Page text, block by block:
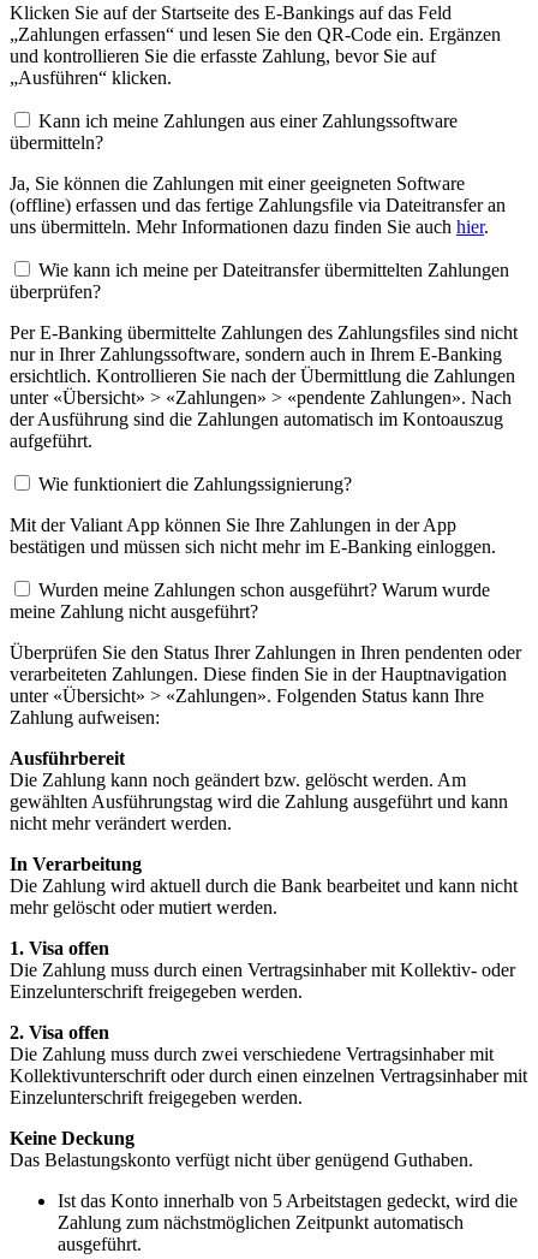
Klicken Sie auf der Startseite des E-Bankings auf das Feld
„Zahlungen erfassen“ und lesen Sie den QR-Code ein. Ergänzen
und kontrollieren Sie die erfasste Zahlung, bevor Sie auf
„Ausführen“ klicken.
Kann ich meine Zahlungen aus einer Zahlungssoftware
übermitteln?
Ja, Sie können die Zahlungen mit einer geeigneten Software
(offline) erfassen und das fertige Zahlungsfile via Dateitransfer an
uns übermitteln. Mehr Informationen dazu finden Sie auch hier.
Wie kann ich meine per Dateitransfer übermittelten Zahlungen
überprüfen?
Per E-Banking übermittelte Zahlungen des Zahlungsfiles sind nicht
nur in Ihrer Zahlungssoftware, sondern auch in Ihrem E-Banking
ersichtlich. Kontrollieren Sie nach der Übermittlung die Zahlungen
unter «Übersicht» > «Zahlungen» > «pendente Zahlungen». Nach
der Ausführung sind die Zahlungen automatisch im Kontoauszug
aufgeführt.
Wie funktioniert die Zahlungssignierung?
Mit der Valiant App können Sie Ihre Zahlungen in der App
bestätigen und müssen sich nicht mehr im E-Banking einloggen.
Wurden meine Zahlungen schon ausgeführt? Warum wurde
meine Zahlung nicht ausgeführt?
Überprüfen Sie den Status Ihrer Zahlungen in Ihren pendenten oder
verarbeiteten Zahlungen. Diese finden Sie in der Hauptnavigation
unter «Übersicht» > «Zahlungen». Folgenden Status kann Ihre
Zahlung aufweisen:
Ausführbereit
Die Zahlung kann noch geändert bzw. gelöscht werden. Am
gewählten Ausführungstag wird die Zahlung ausgeführt und kann
nicht mehr verändert werden.
In Verarbeitung
Die Zahlung wird aktuell durch die Bank bearbeitet und kann nicht
mehr gelöscht oder mutiert werden.
1. Visa offen
Die Zahlung muss durch einen Vertragsinhaber mit Kollektiv- oder
Einzelunterschrift freigegeben werden.
2. Visa offen
Die Zahlung muss durch zwei verschiedene Vertragsinhaber mit
Kollektivunterschrift oder durch einen einzelnen Vertragsinhaber mit
Einzelunterschrift freigegeben werden.
Keine Deckung
Das Belastungskonto verfügt nicht über genügend Guthaben.
Ist das Konto innerhalb von 5 Arbeitstagen gedeckt, wird die
Zahlung zum nächstmöglichen Zeitpunkt automatisch
ausgeführt.